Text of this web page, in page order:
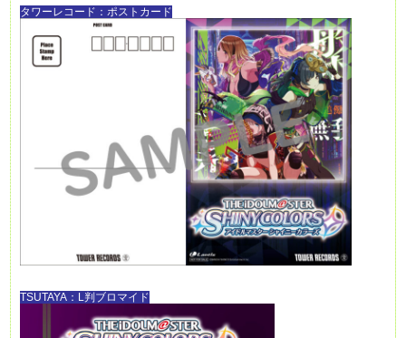
タワーレコード：ポストカード
TSUTAYA：L判ブロマイド